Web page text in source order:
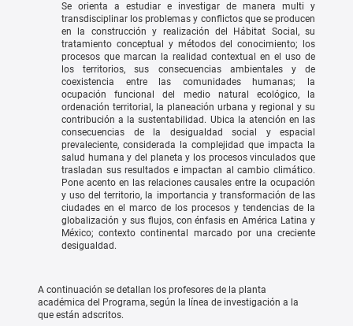
Se orienta a estudiar e investigar de manera multi y
transdisciplinar los problemas y conflictos que se producen
en la construcción y realización del Hábitat Social, su
tratamiento conceptual y métodos del conocimiento; los
procesos que marcan la realidad contextual en el uso de
los territorios, sus consecuencias ambientales y de
coexistencia entre las comunidades humanas; la
ocupación funcional del medio natural ecológico, la
ordenación territorial, la planeación urbana y regional y su
contribución a la sustentabilidad. Ubica la atención en las
consecuencias de la desigualdad social y espacial
prevaleciente, considerada la complejidad que impacta la
salud humana y del planeta y los procesos vinculados que
trasladan sus resultados e impactan al cambio climático.
Pone acento en las relaciones causales entre la ocupación
y uso del territorio, la importancia y transformación de las
ciudades en el marco de los procesos y tendencias de la
globalización y sus flujos, con énfasis en América Latina y
México; contexto continental marcado por una creciente
desigualdad.
A continuación se detallan los profesores de la planta
académica del Programa, según la línea de investigación a la
que están adscritos.